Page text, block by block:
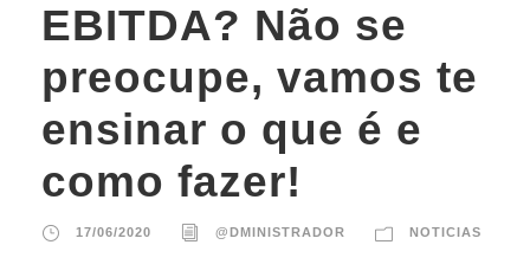
EBITDA? Não se
preocupe, vamos te
ensinar o que é e
como fazer!
17/06/2020 @DMINISTRADOR NOTICIAS